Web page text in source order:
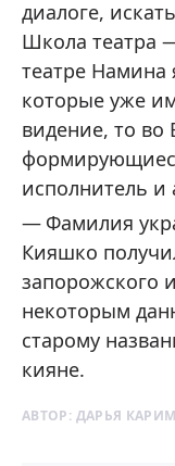
диалоге,
Школа театра
театре Намина
которые уже
видение, то
исполнитель и
Фамилия
Кияшко
запорожского
некоторым
старому
кияне.
АВТОР: ДАРЬЯ